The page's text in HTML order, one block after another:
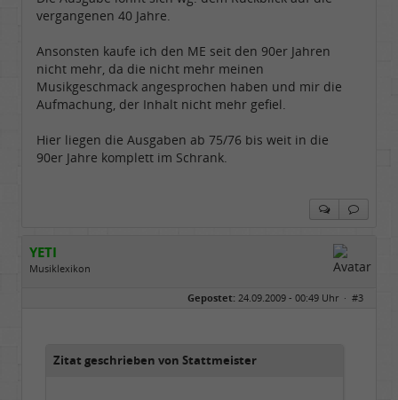
vergangenen 40 Jahre.
Ansonsten kaufe ich den ME seit den 90er Jahren
nicht mehr, da die nicht mehr meinen
Musikgeschmack angesprochen haben und mir die
Aufmachung, der Inhalt nicht mehr gefiel.
Hier liegen die Ausgaben ab 75/76 bis weit in die
90er Jahre komplett im Schrank.
YETI
Musiklexikon
Gepostet: 24.09.2009 - 00:49 Uhr · #3
Zitat geschrieben von Stattmeister